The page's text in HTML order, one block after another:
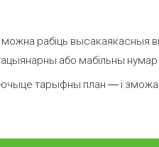
рабіць высакаякасныя
або мабільны нумар
тарыфны план — і